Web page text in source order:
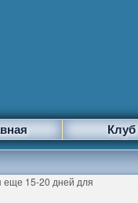
Клуб
еще 15-20 дней для